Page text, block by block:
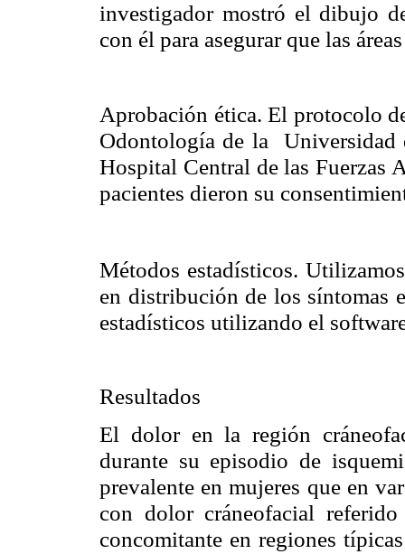
investigador mostró el dibujo
con él para asegurar que las
Aprobación ética. El protocolo
Odontología de la
Hospital Central de las Fuerzas
pacientes dieron su
Métodos estadísticos.
en distribución de los síntomas
estadísticos utilizando el
Resultados
El dolor en la región
durante su episodio de
prevalente en mujeres que en
con dolor cráneofacial
concomitante en regiones